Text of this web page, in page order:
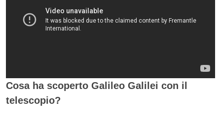
Cosa ha scoperto Galileo Galilei con il
telescopio?